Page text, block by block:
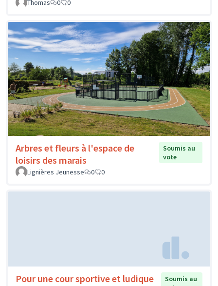
Thomas 0 0
Arbres et fleurs à l'espace de
loisirs des marais
Soumis au
vote
Lignières Jeunesse
0 0
Pour une cour sportive et ludique
Soumis au